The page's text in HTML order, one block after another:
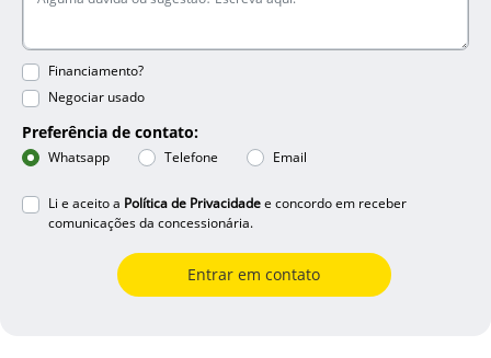
Financiamento?
Negociar usado
Preferência de contato:
Whatsapp Telefone Email
Li e aceito a Política de Privacidadee concordo em receber
comunicações da concessionária.
Entrar em contato